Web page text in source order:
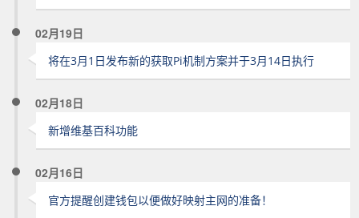
02月19日
将在3月1日发布新的获取Pi机制方案并于3月14日执行
02月18日
新增维基百科功能
02月16日
官方提醒创建钱包以便做好映射主网的准备！